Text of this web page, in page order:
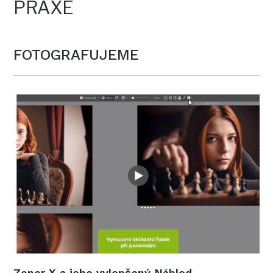
PRAXE
FOTOGRAFUJEME